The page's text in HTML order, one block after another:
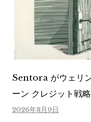
Sentora がウェリ
ーン クレジット戦
2026年8月9日